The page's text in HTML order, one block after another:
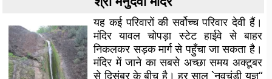
यह कई परिवारों की सर्वोच्च परिवार देवी हैं।
मंदिर यावल चोपड़ा स्टेट हाईवे से बाहर
निकलकर सड़क मार्ग से पहुँचा जा सकता है।
मंदिर में जाने का सबसे अच्छा समय अक्टूबर
से दिसंबर के बीच है। हर साल `नवचंडी यज्ञ“